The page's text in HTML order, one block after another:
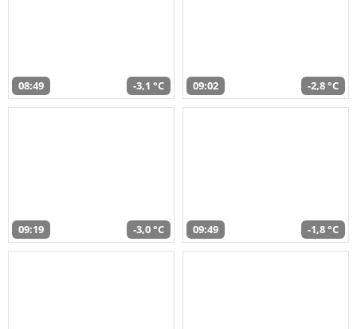
08:49 -3,1 °C 09:02 -2,8 °C
09:19 -3,0 °C 09:49 -1,8 °C